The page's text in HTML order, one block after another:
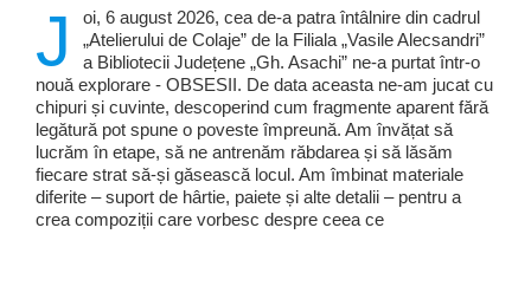
J
oi, 6 august 2026, cea de-a patra întâlnire din cadrul
„Atelierului de Colaje” de la Filiala „Vasile Alecsandri”
a Bibliotecii Județene „Gh. Asachi” ne-a purtat într-o
nouă explorare - OBSESII. De data aceasta ne-am jucat cu
chipuri și cuvinte, descoperind cum fragmente aparent fără
legătură pot spune o poveste împreună. Am învățat să
lucrăm în etape, să ne antrenăm răbdarea și să lăsăm
fiecare strat să-și găsească locul. Am îmbinat materiale
diferite – suport de hârtie, paiete și alte detalii – pentru a
crea compoziții care vorbesc despre ceea ce